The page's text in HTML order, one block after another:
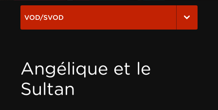
VOD/SVOD
Angélique et le
Sultan